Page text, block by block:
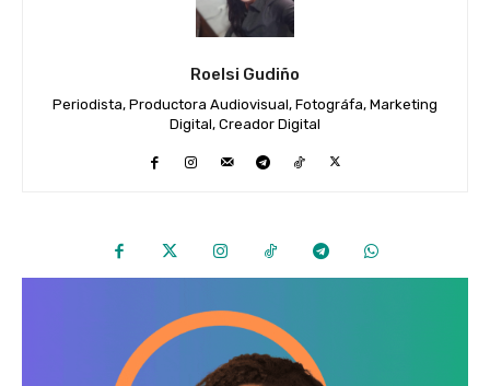
Roelsi Gudiño
Periodista, Productora Audiovisual, Fotográfa, Marketing
Digital, Creador Digital